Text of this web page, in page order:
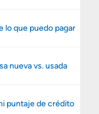
lo que puedo pagar
nueva vs. usada
puntaje de crédito